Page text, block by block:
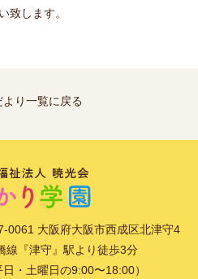
致します。
り一覧に戻る
0061 大阪府大阪市西成区北津守4
線『津守』駅より徒歩3分
・土曜日の9:00〜18:00）